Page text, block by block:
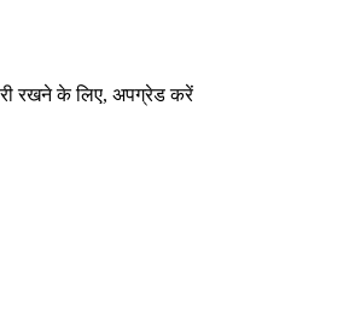
रखने के लिए, अपग्रेड करें